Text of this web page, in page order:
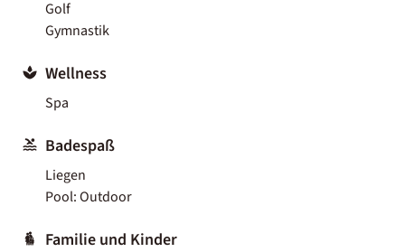
Golf
Gymnastik
Wellness
Spa
Badespaß
Liegen
Pool: Outdoor
Familie und Kinder